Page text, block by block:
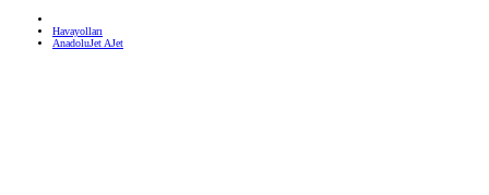
Havayolları
AnadoluJet AJet